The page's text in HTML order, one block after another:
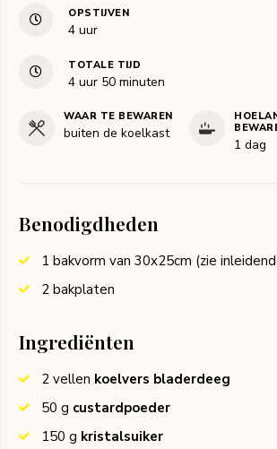
OPSTIJVEN
4uur
uur
TOTALE TIJD
4uur
uur 50minuten
minuten
WAAR TE BEWAREN
buiten de koelkast
1 dag
Benodigdheden
1 bakvorm van 30x25cm (zie
2 bakplaten
Ingrediënten
2 vellen koelvers bladerdeeg
50 g custardpoeder
150 g kristalsuiker